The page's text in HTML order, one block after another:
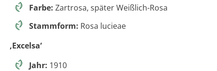
Farbe: Zartrosa, später Weißlich-Rosa
Stammform: Rosa lucieae
‚Excelsa‘
Jahr: 1910